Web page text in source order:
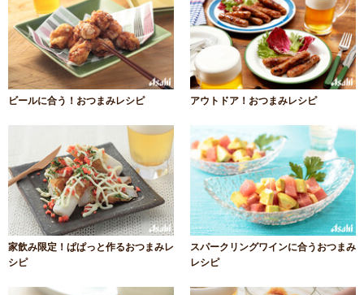
ビールに合う！おつまみレシピ アウトドア！おつまみレシピ
家飲み限定！ぱぱっと作るおつまみレ
シピ
スパークリングワインに合うおつまみ
レシピ